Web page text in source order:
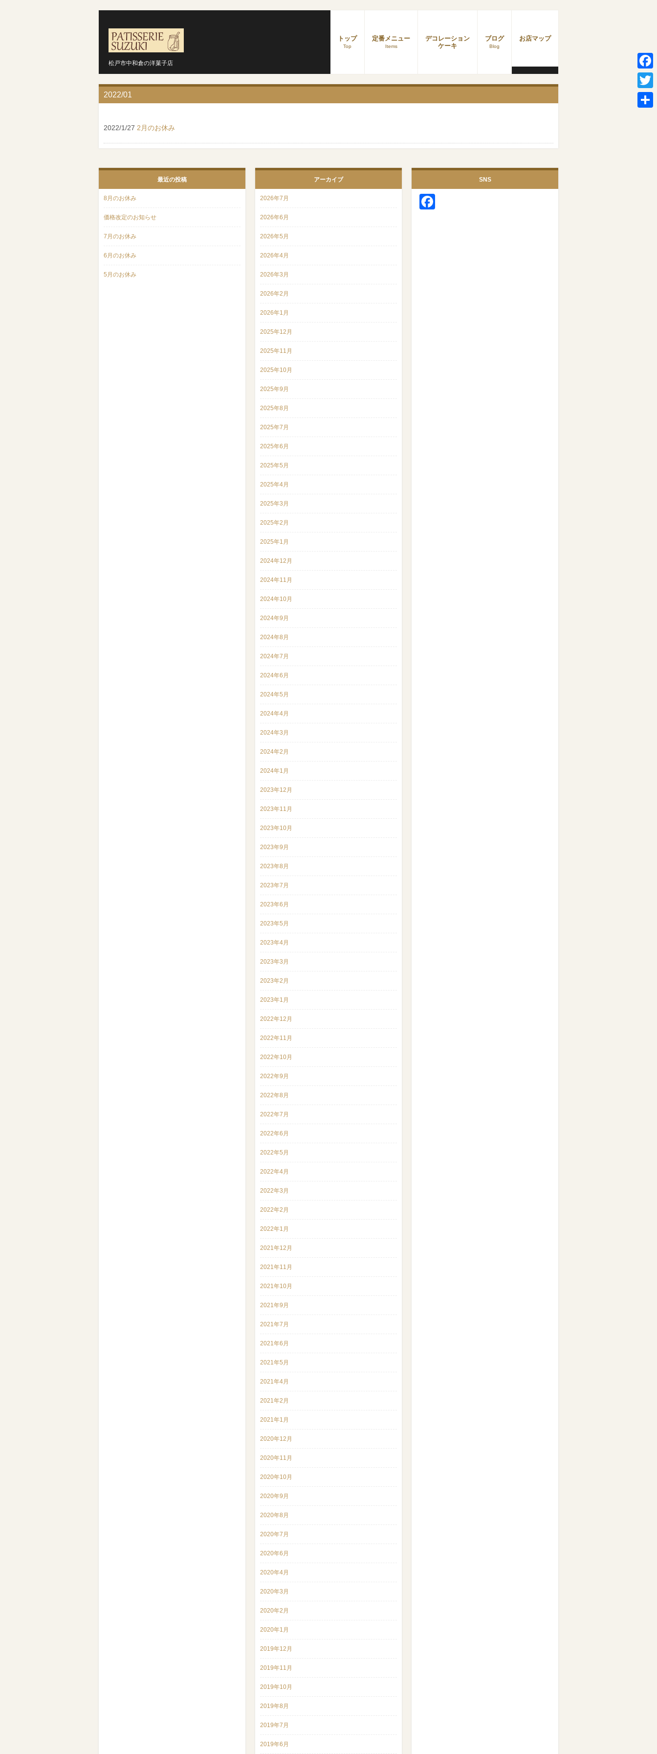
松戸市中和倉の洋菓子店
トップ
Top
定番メニュー
Items
デコレーション
ケーキ
ブログ
Blog
お店マップ
2022/01
2022/1/27 2月のお休み
最近の投稿
8月のお休み
価格改定のお知らせ
7月のお休み
6月のお休み
5月のお休み
アーカイブ
2026年7月
2026年6月
2026年5月
2026年4月
2026年3月
2026年2月
2026年1月
2025年12月
2025年11月
2025年10月
2025年9月
2025年8月
2025年7月
2025年6月
2025年5月
2025年4月
2025年3月
2025年2月
2025年1月
2024年12月
2024年11月
2024年10月
2024年9月
2024年8月
2024年7月
2024年6月
2024年5月
2024年4月
2024年3月
2024年2月
2024年1月
2023年12月
2023年11月
2023年10月
2023年9月
2023年8月
2023年7月
2023年6月
2023年5月
2023年4月
2023年3月
2023年2月
2023年1月
2022年12月
2022年11月
2022年10月
2022年9月
2022年8月
2022年7月
2022年6月
2022年5月
2022年4月
2022年3月
2022年2月
2022年1月
2021年12月
2021年11月
2021年10月
2021年9月
2021年7月
2021年6月
2021年5月
2021年4月
2021年2月
2021年1月
2020年12月
2020年11月
2020年10月
2020年9月
2020年8月
2020年7月
2020年6月
2020年4月
2020年3月
2020年2月
2020年1月
2019年12月
2019年11月
2019年10月
2019年8月
2019年7月
2019年6月
SNS
Twitter